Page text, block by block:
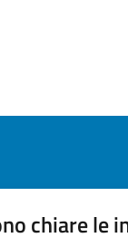
chiare le